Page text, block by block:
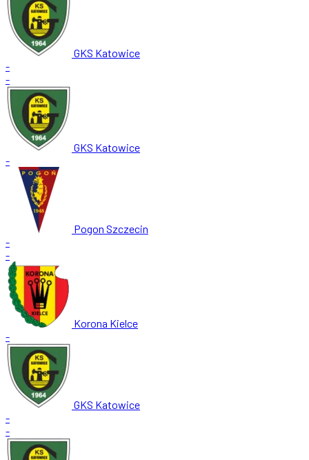
GKS Katowice
-
-
GKS Katowice
-
Pogon Szczecin
-
-
Korona Kielce
-
GKS Katowice
-
-